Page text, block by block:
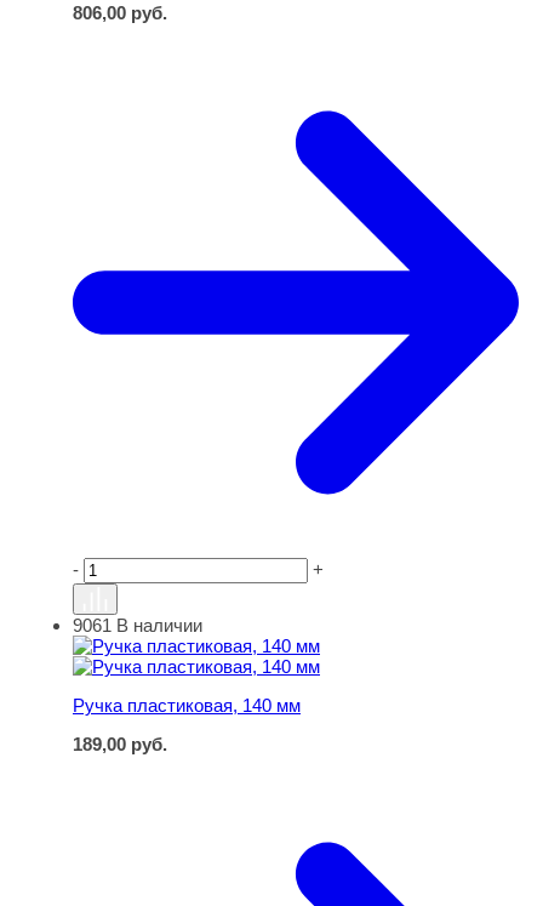
806,00 руб.
- +
Ручка пластиковая, 140 мм
9061 В наличии
Ручка пластиковая, 140 мм
189,00 руб.